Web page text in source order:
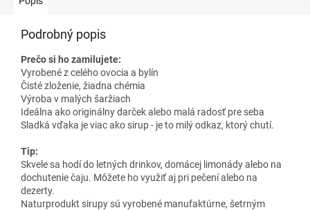
Podrobný popis
Prečo si ho zamilujete:
Vyrobené z celého ovocia a bylín
Čisté zloženie, žiadna chémia
Výroba v malých šaržiach
Ideálna ako originálny darček alebo malá radosť pre seba
Sladká vďaka je viac ako sirup - je to milý odkaz, ktorý chutí.
Tip:
Skvele sa hodí do letných drinkov, domácej limonády alebo na
dochutenie čaju. Môžete ho využiť aj pri pečení alebo na
dezerty.
Naturprodukt sirupy sú vyrobené manufaktúrne, šetrným